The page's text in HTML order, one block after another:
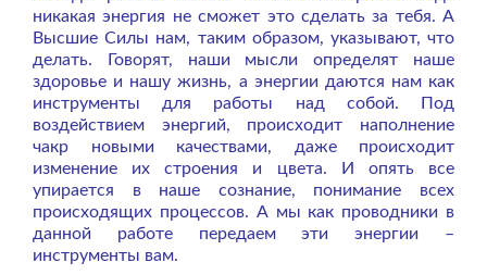
никакая энергия не сможет это сделать за тебя. А
Высшие Силы нам, таким образом, указывают, что
делать. Говорят, наши мысли определят наше
здоровье и нашу жизнь, а энергии даются нам как
инструменты для работы над собой. Под
воздействием энергий, происходит наполнение
чакр новыми качествами, даже происходит
изменение их строения и цвета. И опять все
упирается в наше сознание, понимание всех
происходящих процессов. А мы как проводники в
данной работе передаем эти энергии –
инструменты вам.